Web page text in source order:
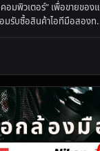
มพิวเตอร์” เพื่อขายของแบ
มรับซื้อสินค้าไอทีมือสองท